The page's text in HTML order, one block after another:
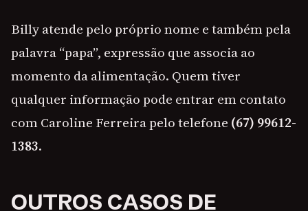
Billy atende pelo próprio nome e também pela
palavra “papa”, expressão que associa ao
momento da alimentação. Quem tiver
qualquer informação pode entrar em contato
com Caroline Ferreira pelo telefone (67) 99612-
1383.
OUTROS CASOS DE